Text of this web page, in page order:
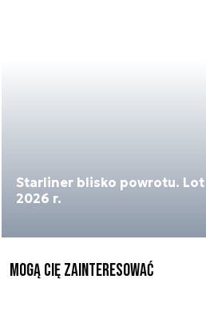
Starliner blisko powrotu. Lot
2026 r.
Mogą Cię zainteresować